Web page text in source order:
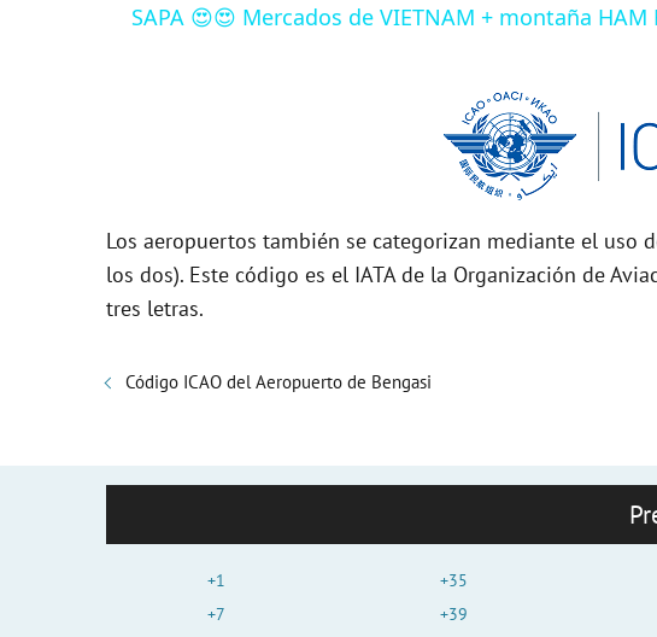
V
i
d
SAPA 😍😍 Mercados de VIETNAM + montaña
Los aeropuertos también se categorizan mediante el uso
los dos). Este código es el IATA de la Organización de
tres letras.
Código ICAO del Aeropuerto de Bengasi
+1
+7
+35
+39